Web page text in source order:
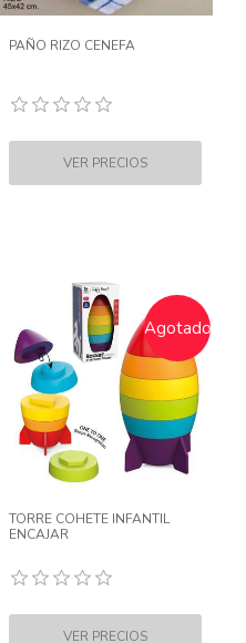
PAÑO RIZO CENEFA
Agotado
TORRE COHETE INFANTIL
ENCAJAR